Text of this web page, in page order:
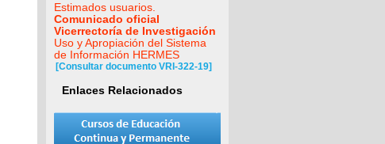
Estimados usuarios.
Comunicado oficial
Vicerrectoría de Investigación
Uso y Apropiación del Sistema
de Información HERMES
[Consultar documento VRI-322-19]
Enlaces Relacionados